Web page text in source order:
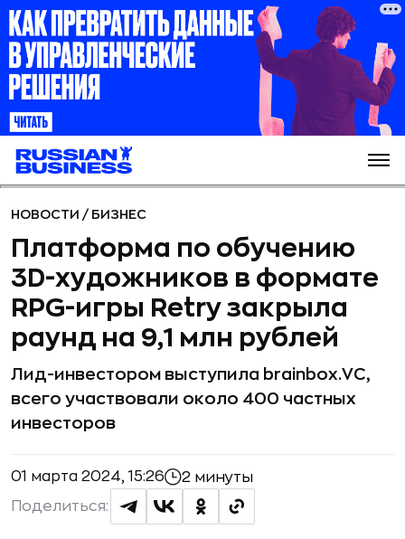
НОВОСТИ / БИЗНЕС
Платформа по обучению
3D-художников в формате
RPG-игры Retry закрыла
раунд на 9,1 млн рублей
Лид-инвестором выступила brainbox.VC,
всего участвовали около 400 частных
инвесторов
01 марта 2024, 15:26 2 минуты
Поделиться: